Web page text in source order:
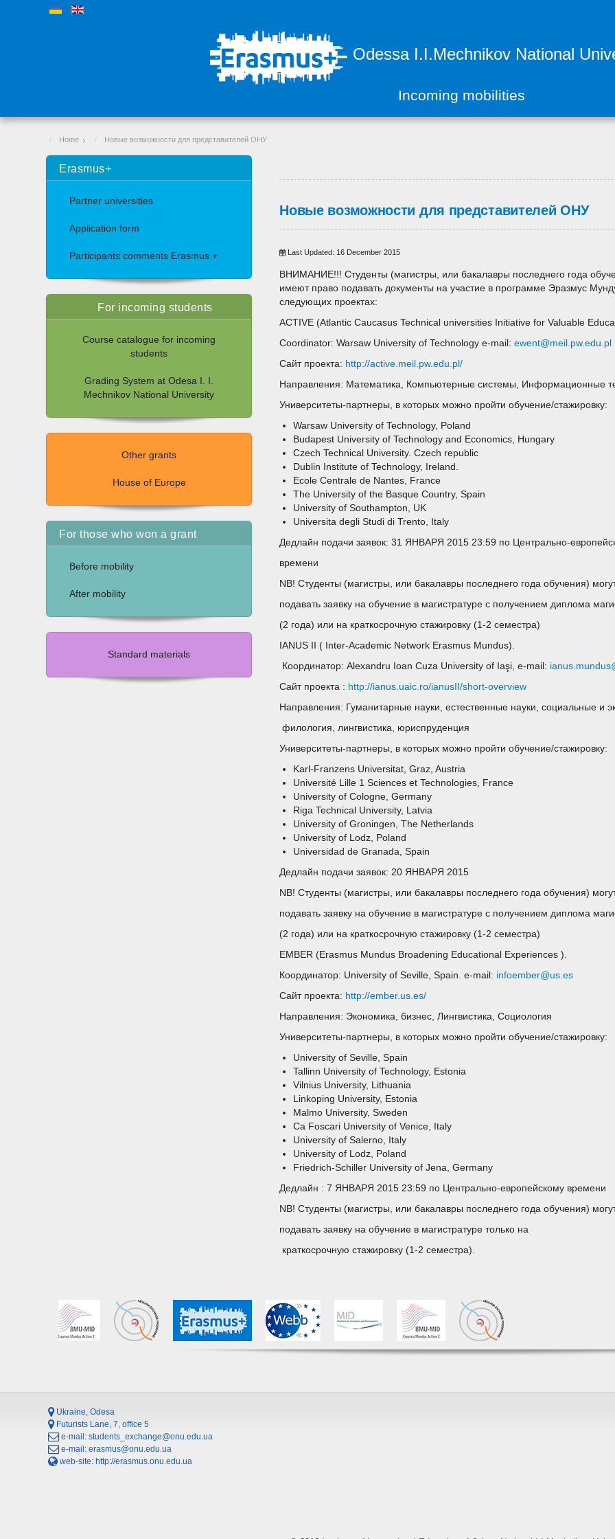
Odessa I.I.Mechnikov National
Incoming mobilities
Home Новые возможности для представителей ОНУ
Erasmus+
Partner universities
Application form
Participants comments Erasmus +
For incoming students
Course catalogue for incoming
students
Grading System at Odesa I. I.
Mechnikov National University
Other grants
House of Europe
For those who won a grant
Before mobility
After mobility
Standard materials
Новые возможности для представителей ОНУ
Last Updated: 16 December 2015
ВНИМАНИЕ!!! Студенты (магистры, или бакалавры последнего года
имеют право подавать документы на участие в программе Эразмус
следующих проектах:
ACTIVE (Atlantic Caucasus Technical universities Initiative for Valuable
Coordinator: Warsaw University of Technologу e-mail:ewent@meil.pw.edu.pl
Сайт проекта: http://active.meil.pw.edu.pl/
Направления: Математика, Компьютерные системы, Информационные
Университеты-партнеры, в которых можно пройти обучение/стажировку:
Warsaw University of Technologу, Poland
Budapest University of Technology and Economics, Hungary
Czech Technical University. Czech republic
Dublin Institute of Technology, Ireland.
Ecole Centrale de Nantes, France
The University of the Basque Country, Spain
University of Southampton, UK
Universita degli Studi di Trento, Italy
Дедлайн подачи заявок: 31 ЯНВАРЯ 2015 23:59 по Центрально-
времени
NB! Студенты (магистры, или бакалавры последнего года обучения)
подавать заявку на обучение в магистратуре с получением диплома
(2 года) или на краткосрочную стажировку (1-2 семестра)
IANUS II ( Inter-Academic Network Erasmus Mundus).
Координатор: Alexandru Ioan Cuza University of Iaşi, e-mail:
Сайт проекта : http://ianus.uaic.ro/ianusII/short-overview
Направления: Гуманитарные науки, естественные науки, социальные и
филология, лингвистика, юриспруденция
Университеты-партнеры, в которых можно пройти обучение/стажировку:
Karl-Franzens Universitat, Graz, Austria
Université Lille 1 Sciences et Technologies, France
University of Cologne, Germany
Riga Technical University, Latvia
University of Groningen, The Netherlands
University of Lodz, Poland
Universidad de Granada, Spain
Дедлайн подачи заявок: 20 ЯНВАРЯ 2015
NB! Студенты (магистры, или бакалавры последнего года обучения)
подавать заявку на обучение в магистратуре с получением диплома
(2 года) или на краткосрочную стажировку (1-2 семестра)
EMBER (Erasmus Mundus Broadening Educational Experiences ).
Координатор: University of Seville, Spain. e-mail: infoember@us.es
Сайт проекта: http://ember.us.es/
Направления: Экономика, бизнес, Лингвистика, Социология
Университеты-партнеры, в которых можно пройти обучение/стажировку:
University of Seville, Spain
Tallinn University of Technology, Estonia
Vilnius University, Lithuania
Linkoping University, Estonia
Malmo University, Sweden
Ca Foscari University of Venice, Italy
University of Salerno, Italy
University of Lodz, Poland
Friedrich-Schiller University of Jena, Germany
Дедлайн : 7 ЯНВАРЯ 2015 23:59 по Центрально-европейскому времени
NB! Студенты (магистры, или бакалавры последнего года обучения)
подавать заявку на обучение в магистратуре только на
краткосрочную стажировку (1-2 семестра).
Ukraine, Odesa
Futurists Lane, 7, office 5
e-mail: students_exchange@onu.edu.ua
e-mail: erasmus@onu.edu.ua
web-site: http://erasmus.onu.edu.ua